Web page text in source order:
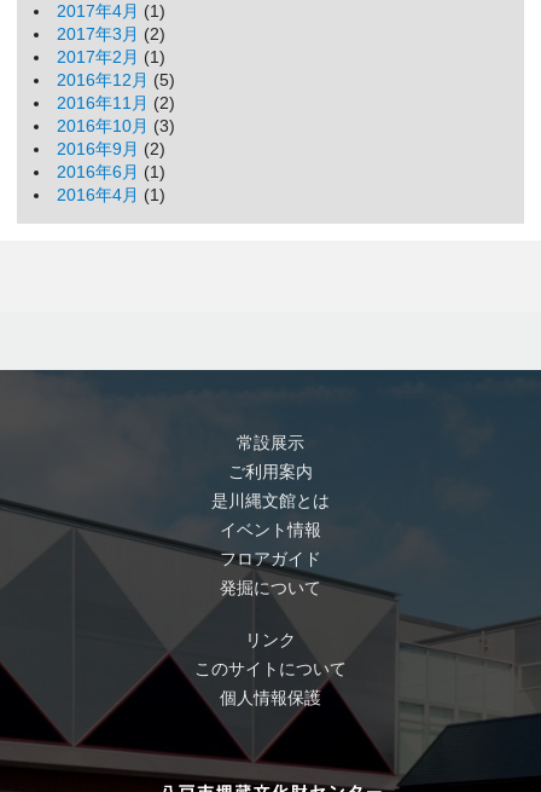
2017年4月 (1)
2017年3月 (2)
2017年2月 (1)
2016年12月 (5)
2016年11月 (2)
2016年10月 (3)
2016年9月 (2)
2016年6月 (1)
2016年4月 (1)
常設展示
ご利用案内
是川縄文館とは
イベント情報
フロアガイド
発掘について
リンク
このサイトについて
個人情報保護